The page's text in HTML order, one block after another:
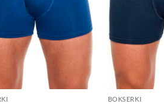
BOKSERKI